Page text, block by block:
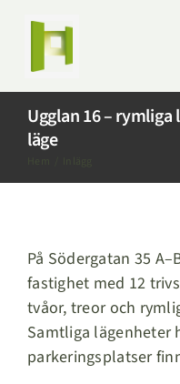
innehållet
Ugglan 16 –
läge
På Södergatan 35
fastighet med 12
tvåor, treor och
Samtliga lägenheter
parkeringsplatser